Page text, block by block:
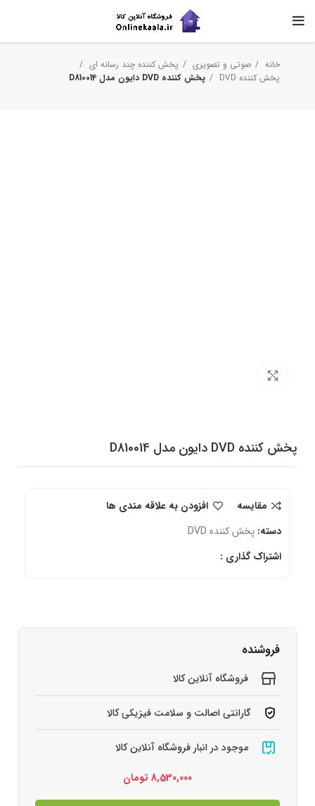
خانه صوتی و تصویری
پخش کننده چند رسانه ای
پخش کننده DVD
پخش کننده DVD دایون مدل ‎D810014
پخش کننده DVD دایون مدل ‎D810014
مقایسه
افزودن به علاقه مندی ها
دسته: پخش کننده DVD
اشتراک گذاری :
فروشنده
فروشگاه آنلاین کالا
گارانتی اصالت و سلامت فیزیکی کالا
موجود در انبار فروشگاه آنلاین کالا
8,530,000 تومان